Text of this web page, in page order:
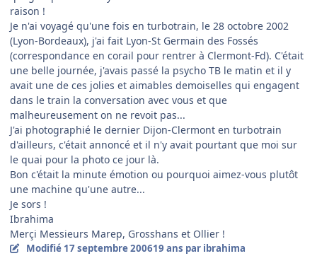
raison !
Je n'ai voyagé qu'une fois en turbotrain, le 28 octobre 2002
(Lyon-Bordeaux), j'ai fait Lyon-St Germain des Fossés
(correspondance en corail pour rentrer à Clermont-Fd). C'était
une belle journée, j'avais passé la psycho TB le matin et il y
avait une de ces jolies et aimables demoiselles qui engagent
dans le train la conversation avec vous et que
malheureusement on ne revoit pas...
J'ai photographié le dernier Dijon-Clermont en turbotrain
d'ailleurs, c'était annoncé et il n'y avait pourtant que moi sur
le quai pour la photo ce jour là.
Bon c'était la minute émotion ou pourquoi aimez-vous plutôt
une machine qu'une autre...
Je sors !
Ibrahima
Merçi Messieurs Marep, Grosshans et Ollier !
Modifié 17 septembre 200619 ans par ibrahima